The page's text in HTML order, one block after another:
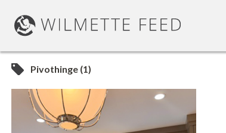
Pivothinge (1)